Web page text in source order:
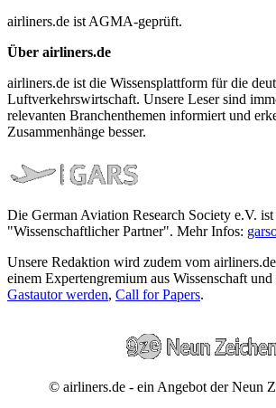
airliners.de ist AGMA-geprüft.
Über airliners.de
airliners.de ist die Wissensplattform für die
Luftverkehrswirtschaft. Unsere Leser sind
relevanten Branchenthemen informiert und
Zusammenhänge besser.
Die German Aviation Research Society e.V. ist
"Wissenschaftlicher Partner". Mehr Infos:
Unsere Redaktion wird zudem vom
einem Expertengremium aus Wissenschaft und
Gastautor werden, Call for Papers.
© airliners.de - ein Angebot der Neun